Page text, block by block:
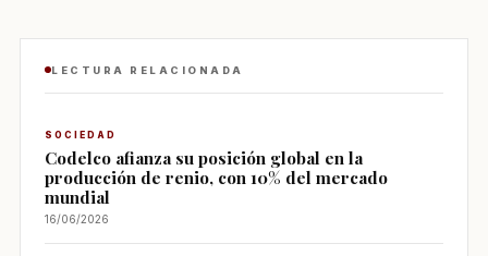
LECTURA RELACIONADA
SOCIEDAD
Codelco afianza su posición global en la
producción de renio, con 10% del mercado
mundial
16/06/2026